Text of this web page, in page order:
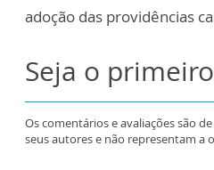
adoção das providências
Seja o
Os comentários e avaliações são
seus autores e não representam a